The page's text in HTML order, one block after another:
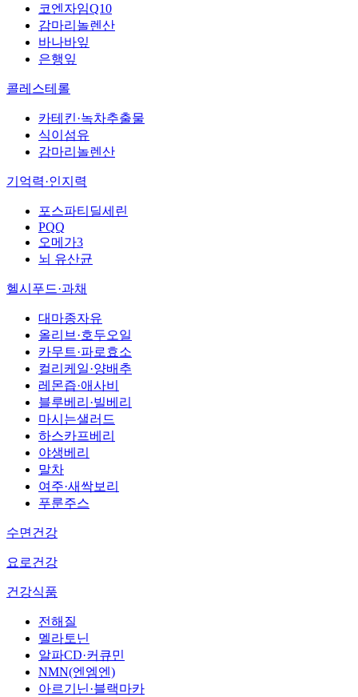
코엔자임Q10
감마리놀렌산
바나바잎
은행잎
콜레스테롤
카테킨·녹차추출물
식이섬유
감마리놀렌산
기억력·인지력
포스파티딜세린
PQQ
오메가3
뇌 유산균
헬시푸드·과채
대마종자유
올리브·호두오일
카무트·파로효소
컬리케일·양배추
레몬즙·애사비
블루베리·빌베리
마시는샐러드
하스카프베리
야생베리
말차
여주·새싹보리
푸룬주스
수면건강
요로건강
건강식품
전해질
멜라토닌
알파CD·커큐민
NMN(엔엠엔)
아르기닌·블랙마카